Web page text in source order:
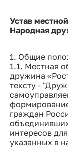
Устав
Народная
1. Общие
1.1. Местная
дружина
тексту -
граждан
интересов
указанных в